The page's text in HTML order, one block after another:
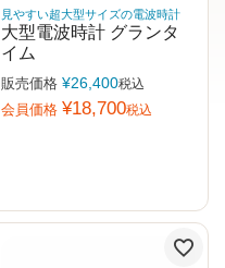
見やすい超大型サイズの電波時計
大型電波時計 グランタ
イム
販売価格 ¥26,400税込
会員価格 ¥18,700税込